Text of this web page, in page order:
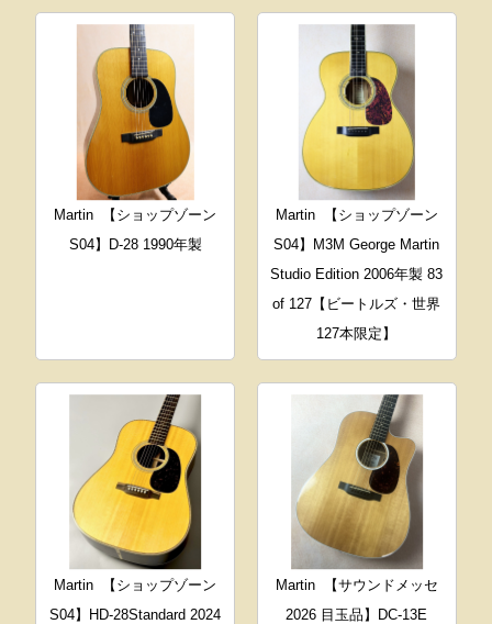
Martin
【ショップゾーン
S04】D-28 1990年製
Martin
【ショップゾーン
S04】M3M George Martin
Studio Edition 2006年製 83
of 127【ビートルズ・世界
127本限定】
Martin
【ショップゾーン
S04】HD-28Standard 2024
Martin
【サウンドメッセ
2026 目玉品】DC-13E